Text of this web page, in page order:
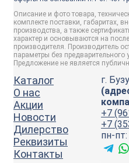
Описание и фото товара,
комплекте поставки, габаритах,
производства, а также
характер и основываются на
производителя. Производитель
параметры без
Предложение не является
Каталог
О нас
Акции
Новости
Дилерство
Реквизиты
Контакты
г.
+7
+7
пн-